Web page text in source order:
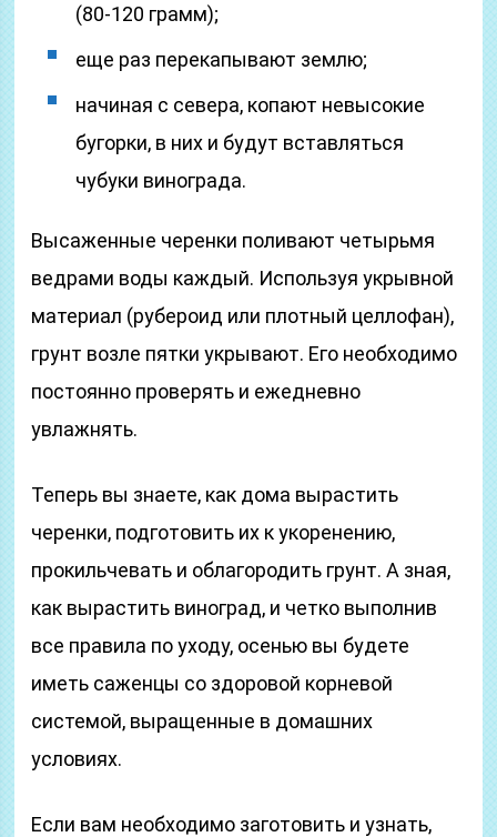
(80-120 грамм);
еще раз перекапывают землю;
начиная с севера, копают невысокие
бугорки, в них и будут вставляться
чубуки винограда.
Высаженные черенки поливают четырьмя
ведрами воды каждый. Используя укрывной
материал (рубероид или плотный целлофан),
грунт возле пятки укрывают. Его необходимо
постоянно проверять и ежедневно
увлажнять.
Теперь вы знаете, как дома вырастить
черенки, подготовить их к укоренению,
прокильчевать и облагородить грунт. А зная,
как вырастить виноград, и четко выполнив
все правила по уходу, осенью вы будете
иметь саженцы со здоровой корневой
системой, выращенные в домашних
условиях.
Если вам необходимо заготовить и узнать,